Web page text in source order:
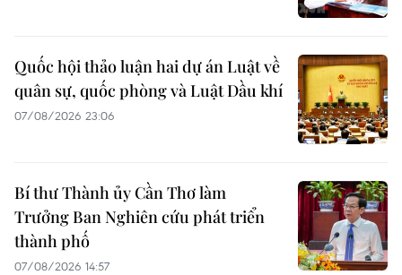
Quốc hội thảo luận hai dự án Luật về
quân sự, quốc phòng và Luật Dầu khí
07/08/2026 23:06
Bí thư Thành ủy Cần Thơ làm
Trưởng Ban Nghiên cứu phát triển
thành phố
07/08/2026 14:57